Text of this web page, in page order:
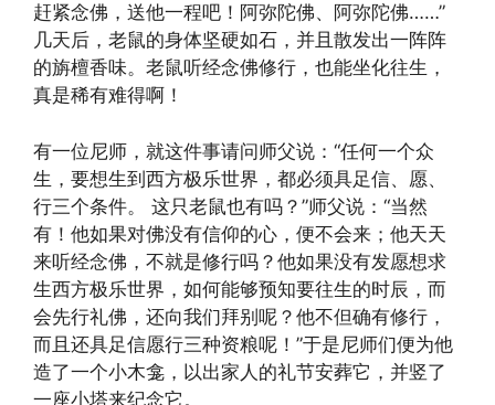
赶紧念佛，送他一程吧！阿弥陀佛、阿弥陀佛……”
几天后，老鼠的身体坚硬如石，并且散发出一阵阵
的旃檀香味。老鼠听经念佛修行，也能坐化往生，
真是稀有难得啊！
有一位尼师，就这件事请问师父说：“任何一个众
生，要想生到西方极乐世界，都必须具足信、愿、
行三个条件。 这只老鼠也有吗？”师父说：“当然
有！他如果对佛没有信仰的心，便不会来；他天天
来听经念佛，不就是修行吗？他如果没有发愿想求
生西方极乐世界，如何能够预知要往生的时辰，而
会先行礼佛，还向我们拜别呢？他不但确有修行，
而且还具足信愿行三种资粮呢！”于是尼师们便为他
造了一个小木龛，以出家人的礼节安葬它，并竖了
一座小塔来纪念它。